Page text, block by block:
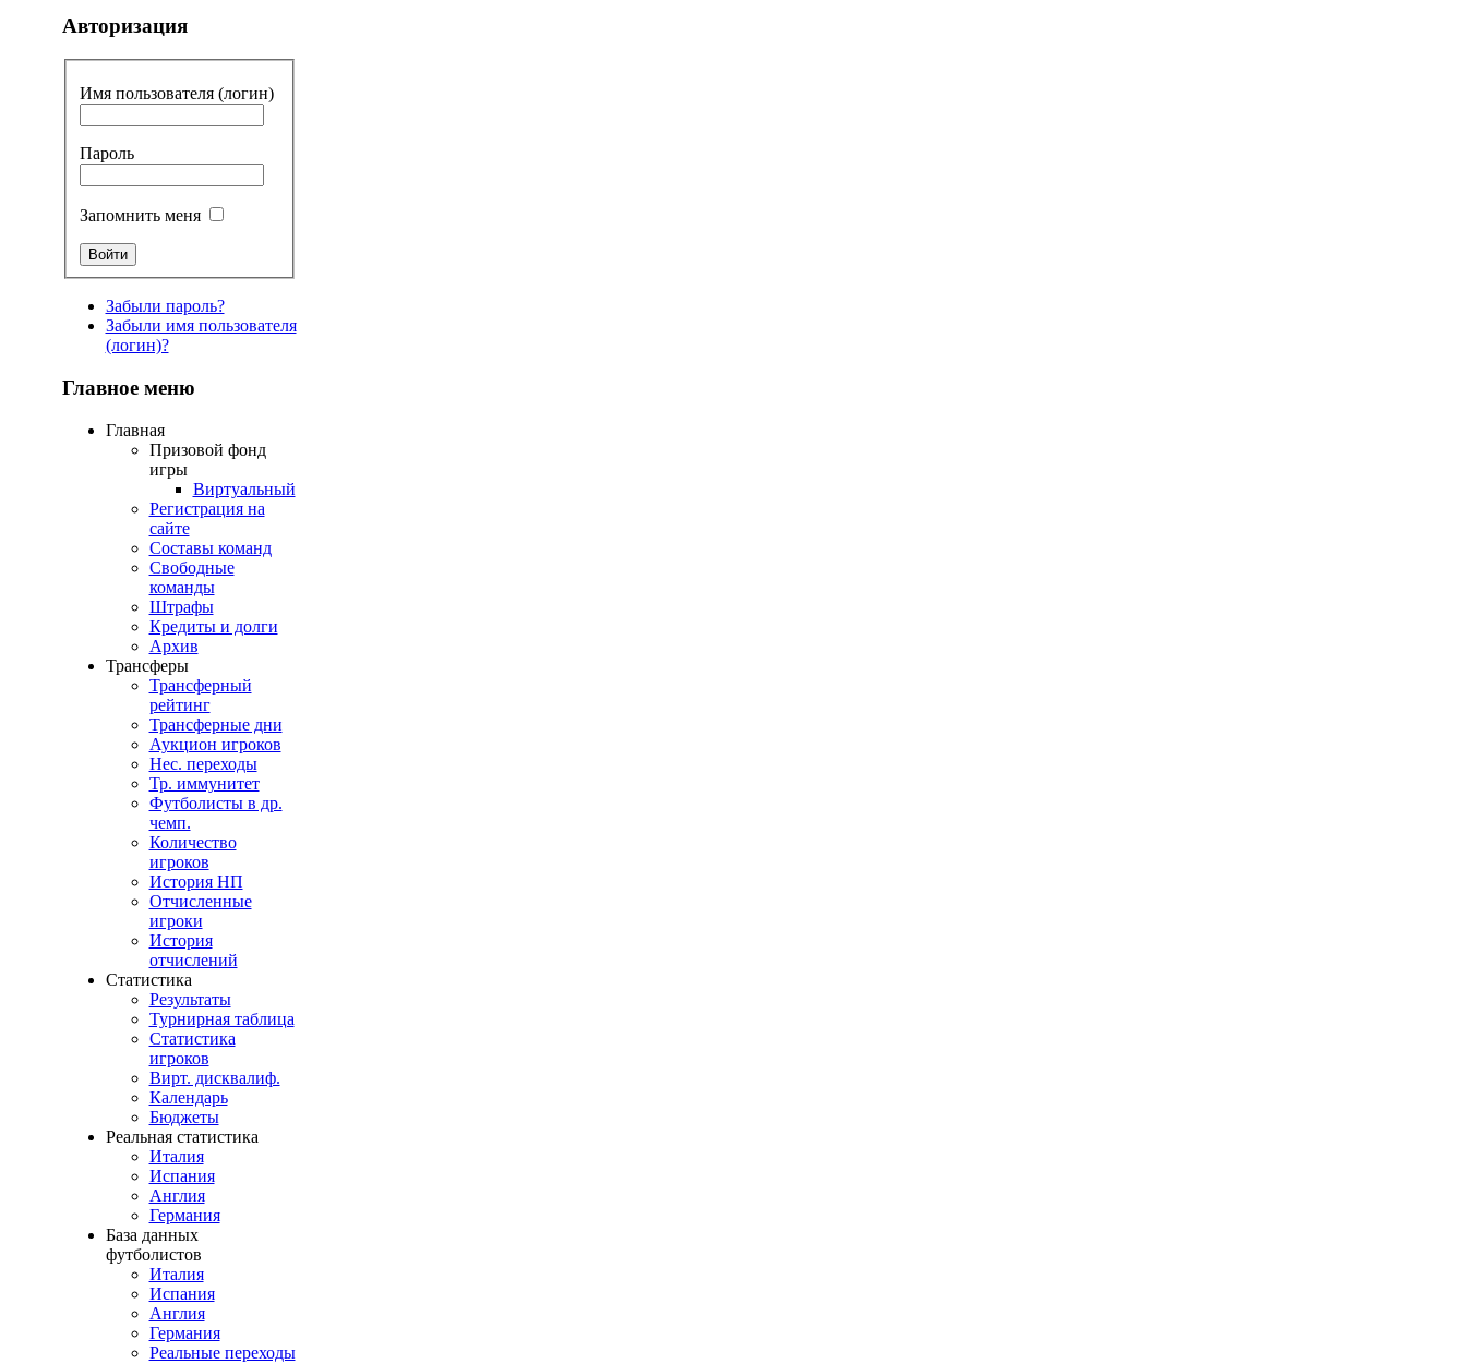
Авторизация
Имя пользователя (логин)
Пароль
Запомнить меня
Забыли пароль?
Забыли имя пользователя
(логин)?
Главное меню
Главная
Призовой фонд
игры
Виртуальный
Регистрация на
сайте
Составы команд
Свободные
команды
Штрафы
Кредиты и долги
Архив
Трансферы
Трансферный
рейтинг
Трансферные дни
Аукцион игроков
Нес. переходы
Тр. иммунитет
Футболисты в др.
чемп.
Количество
игроков
История НП
Отчисленные
игроки
История
отчислений
Статистика
Результаты
Турнирная таблица
Статистика
игроков
Вирт. дисквалиф.
Календарь
Бюджеты
Реальная статистика
Италия
Испания
Англия
Германия
База данных
футболистов
Италия
Испания
Англия
Германия
Реальные переходы